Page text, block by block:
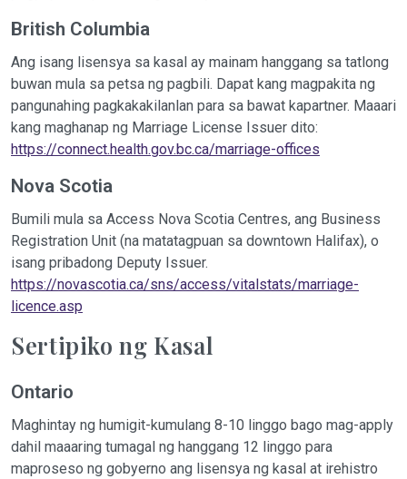
British Columbia
Ang isang lisensya sa kasal ay mainam hanggang sa tatlong
buwan mula sa petsa ng pagbili. Dapat kang magpakita ng
pangunahing pagkakakilanlan para sa bawat kapartner. Maaari
kang maghanap ng Marriage License Issuer dito:
https://connect.health.gov.bc.ca/marriage-offices
Nova Scotia
Bumili mula sa Access Nova Scotia Centres, ang Business
Registration Unit (na matatagpuan sa downtown Halifax), o
isang pribadong Deputy Issuer.
https://novascotia.ca/sns/access/vitalstats/marriage-
licence.asp
Sertipiko ng Kasal
Ontario
Maghintay ng humigit-kumulang 8-10 linggo bago mag-apply
dahil maaaring tumagal ng hanggang 12 linggo para
maproseso ng gobyerno ang lisensya ng kasal at irehistro